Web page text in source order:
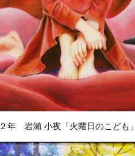
２年 岩瀨 小夜「火曜日のこども